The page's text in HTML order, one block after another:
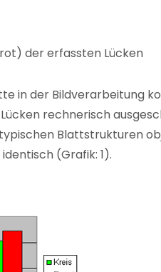
der erfassten Lücken
in der Bildverarbeitung
rechnerisch
Blattstrukturen
(Grafik: 1).